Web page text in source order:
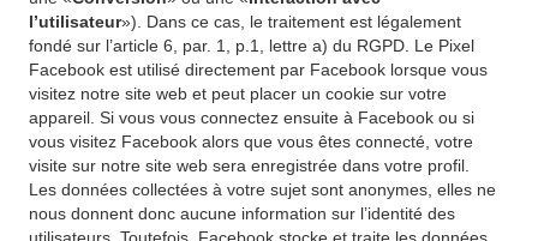
l’utilisateur»). Dans ce cas, le traitement est légalement
fondé sur l’article 6, par. 1, p.1, lettre a) du RGPD. Le Pixel
Facebook est utilisé directement par Facebook lorsque vous
visitez notre site web et peut placer un cookie sur votre
appareil. Si vous vous connectez ensuite à Facebook ou si
vous visitez Facebook alors que vous êtes connecté, votre
visite sur notre site web sera enregistrée dans votre profil.
Les données collectées à votre sujet sont anonymes, elles ne
nous donnent donc aucune information sur l’identité des